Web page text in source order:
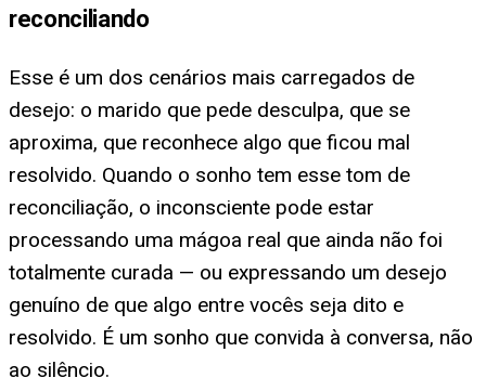
reconciliando
Esse é um dos cenários mais carregados de
desejo: o marido que pede desculpa, que se
aproxima, que reconhece algo que ficou mal
resolvido. Quando o sonho tem esse tom de
reconciliação, o inconsciente pode estar
processando uma mágoa real que ainda não foi
totalmente curada — ou expressando um desejo
genuíno de que algo entre vocês seja dito e
resolvido. É um sonho que convida à conversa, não
ao silêncio.